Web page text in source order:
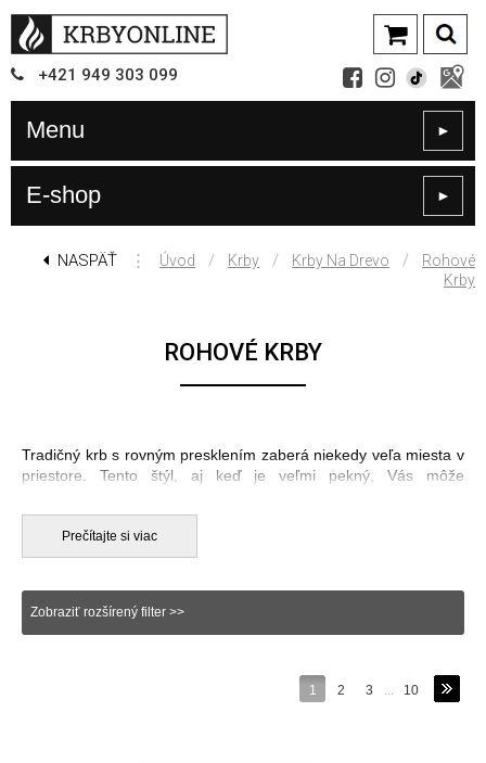
+421 949 303 099
Menu ►
E-shop ►
NASPÄŤ ⋮ Úvod / Krby / Krby Na Drevo /
Rohové
Krby
ROHOVÉ KRBY
Tradičný krb s rovným presklením zaberá niekedy veľa miesta v
priestore. Tento štýl, aj keď je veľmi pekný, Vás môže
dekorácie. Rohový krb na drevo je v takomto prípade
vynikajúcou voľbou. Zaberá podstatne menší priestor v stene a
nevyčnieva tak veľmi do priestoru izby. Pred tým, ako si
toho si zároveň naplánujte aj dizajn, úložný priestor na
skladovanie dreva, prípaden umiestnenie krbového náradia.
sa tešia veľkej popularite. Rohový krb jednak ponecháva
badateľne viac priestoru vo Vašej obývačke pre nábytok a
Prečítajte si viac
Zobraziť rozšírený filter >>
1 2 3 ... 10